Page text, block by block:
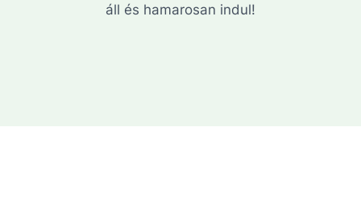
áll és hamarosan indul!